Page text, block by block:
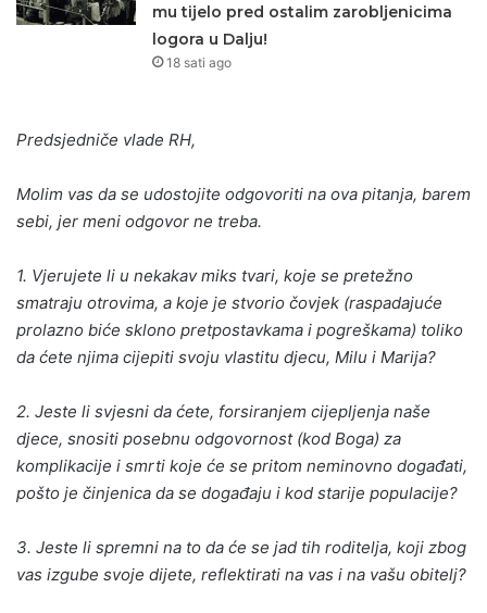
mu tijelo pred ostalim zarobljenicima
logora u Dalju!
18 sati ago
Predsjedniče vlade RH,
Molim vas da se udostojite odgovoriti na ova pitanja, barem
sebi, jer meni odgovor ne treba.
1. Vjerujete li u nekakav miks tvari, koje se pretežno
smatraju otrovima, a koje je stvorio čovjek (raspadajuće
prolazno biće sklono pretpostavkama i pogreškama) toliko
da ćete njima cijepiti svoju vlastitu djecu, Milu i Marija?
2. Jeste li svjesni da ćete, forsiranjem cijepljenja naše
djece, snositi posebnu odgovornost (kod Boga) za
komplikacije i smrti koje će se pritom neminovno događati,
pošto je činjenica da se događaju i kod starije populacije?
3. Jeste li spremni na to da će se jad tih roditelja, koji zbog
vas izgube svoje dijete, reflektirati na vas i na vašu obitelj?